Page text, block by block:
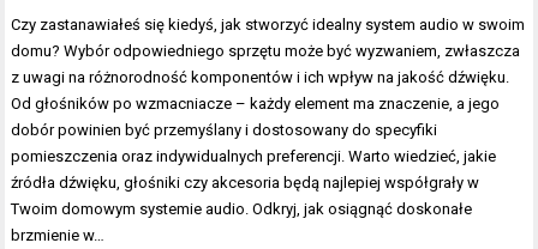
Czy zastanawiałeś się kiedyś, jak stworzyć idealny system audio w swoim
domu? Wybór odpowiedniego sprzętu może być wyzwaniem, zwłaszcza
z uwagi na różnorodność komponentów i ich wpływ na jakość dźwięku.
Od głośników po wzmacniacze – każdy element ma znaczenie, a jego
dobór powinien być przemyślany i dostosowany do specyfiki
pomieszczenia oraz indywidualnych preferencji. Warto wiedzieć, jakie
źródła dźwięku, głośniki czy akcesoria będą najlepiej współgrały w
Twoim domowym systemie audio. Odkryj, jak osiągnąć doskonałe
brzmienie w…